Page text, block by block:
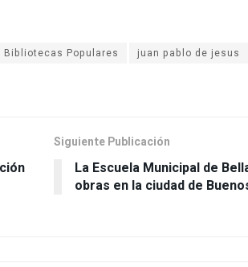
Populares juan pablo de jesus
Siguiente Publicación
La Escuela Municipal de
obras en la ciudad de